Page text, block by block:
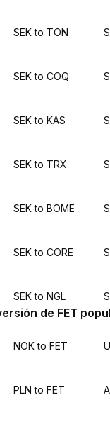
SEK to TON
SEK to COQ
SEK to KAS
SEK to TRX
SEK to BOME
SEK to CORE
SEK to NGL
de FET
NOK to FET
PLN to FET